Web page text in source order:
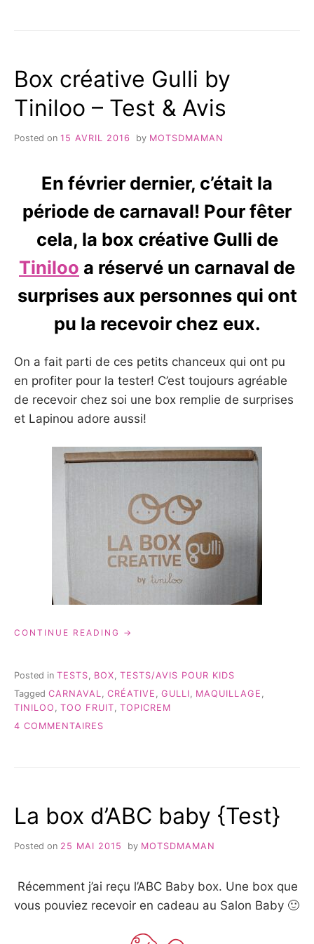
TEST
ET
AVIS
Box créative Gulli by
Tiniloo – Test & Avis
Posted on 15 AVRIL 2016 by MOTSDMAMAN
En février dernier, c’était la
période de carnaval! Pour fêter
cela, la box créative Gulli de
Tiniloo a réservé un carnaval de
surprises aux personnes qui ont
pu la recevoir chez eux.
On a fait parti de ces petits chanceux qui ont pu
en profiter pour la tester! C’est toujours agréable
de recevoir chez soi une box remplie de surprises
et Lapinou adore aussi!
CONTINUE READING « BOX
BY
TINILOO
–
TEST
Posted in TESTS BOX TESTS/AVIS POUR KIDS
Tagged CARNAVAL, CRÉATIVE , GULLI, MAQUILLAGE ,
TINILOO , TOO FRUIT, TOPICREM
4 COMMENTAIRES
–
TEST
AVIS
La box d’ABC baby {Test}
Posted on 25 MAI 2015 by MOTSDMAMAN
Récemment j’ai reçu l’ABC Baby box. Une box que
vous pouviez recevoir en cadeau au Salon Baby 🙂